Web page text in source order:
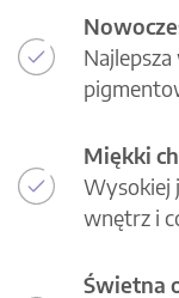
Miękki
Wysokiej
wnętrz i
Świetna